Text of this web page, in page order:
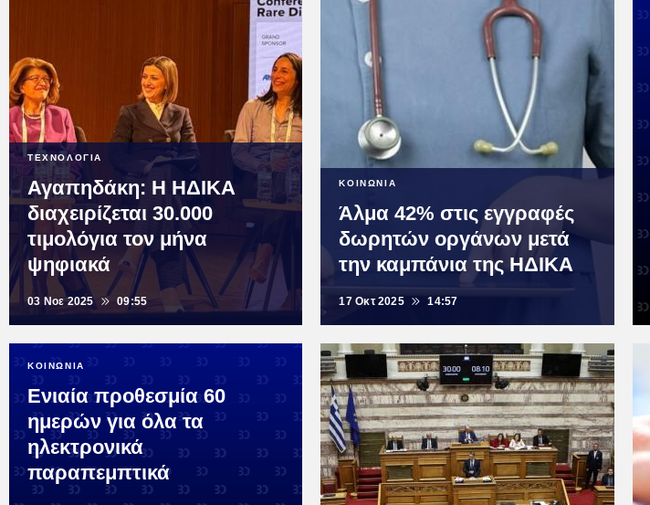
ΤΕΧΝΟΛΟΓΙΑ
Αγαπηδάκη: Η ΗΔΙΚΑ
διαχειρίζεται 30.000
τιμολόγια τον μήνα
ψηφιακά
03 Νοε 2025 09:55
ΚΟΙΝΩΝΙΑ
Άλμα 42% στις εγγραφές
δωρητών οργάνων μετά
την καμπάνια της ΗΔΙΚΑ
17 Οκτ 2025 14:57
ΚΟΙΝΩΝΙΑ
Ενιαία προθεσμία 60
ημερών για όλα τα
ηλεκτρονικά
παραπεμπτικά